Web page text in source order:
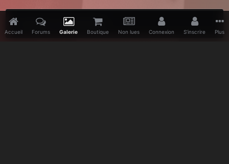
Ajouter un commentaire…
Accueil Forums Galerie Boutique Non lues Connexion S’inscrire Plus